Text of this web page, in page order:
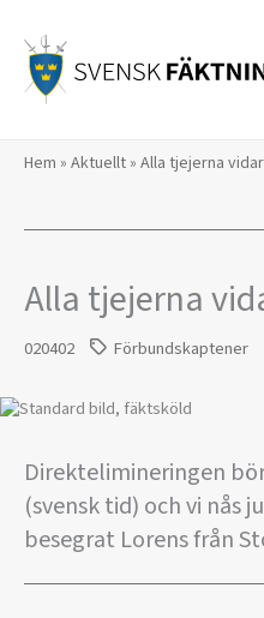
innehåll
Hem » Aktuellt» Alla tjejerna
Alla tjejerna
020402 Förbundskaptener
Direktelimineringen
(svensk tid) och vi nås
besegrat Lorens från